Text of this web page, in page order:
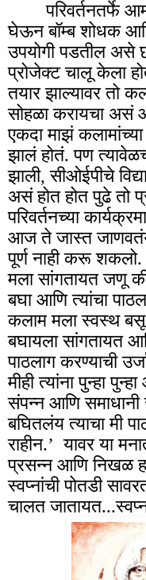
परिवर्तनतर्फे
घेऊन बॉम्ब शोधक
उपयोगी पडतील असे
प्रोजेक्ट चालू केला
तयार झाल्यावर तो
सोहळा करायचा असं
एकदा माझं
झालं होतं. पण
झाली, सीओईपीचे
असं होत होत पुढे तो
परिवर्तनच्या
आज ते जास्त
पूर्ण नाही करू शकलो.
मला सांगतायत जणू
बघा आणि त्यांचा
कलाम मला स्वस्थ बसू
बघायला सांगतायत
पाठलाग करण्याची
मीही त्यांना पुन्हा
संपन्न आणि समाधानी
बघितलंय त्याचा मी
राहीन.’ यावर या
प्रसन्न आणि निखळ
स्वप्नांची पोतडी
चालत